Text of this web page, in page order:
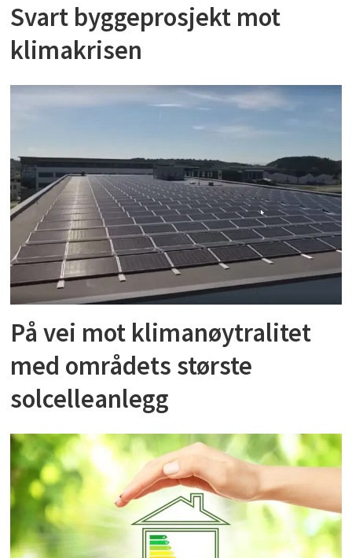
Svart byggeprosjekt mot
klimakrisen
På vei mot klimanøytralitet
med områdets største
solcelleanlegg